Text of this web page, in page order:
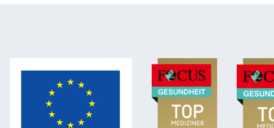
Anbieter:Youtube LLC
Zweck:Verwendung um Youtube-Videoinhalte zu
entsperren.